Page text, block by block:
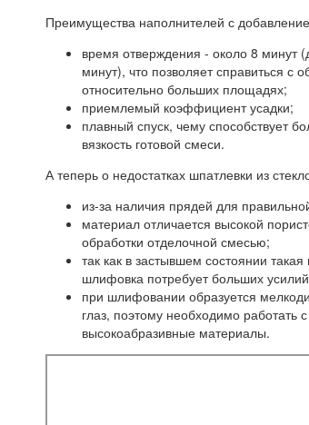
Преимущества наполнителей с
время отверждения - около 8 минут
минут), что позволяет справиться с
относительно больших площадях;
приемлемый коэффициент усадки;
плавный спуск, чему способствует
вязкость готовой смеси.
А теперь о недостатках шпатлевки из
из-за наличия прядей для
материал отличается высокой
обработки отделочной смесью;
так как в застывшем состоянии
шлифовка потребует больших
при шлифовании образуется
глаз, поэтому необходимо работать
высокоабразивные материалы.